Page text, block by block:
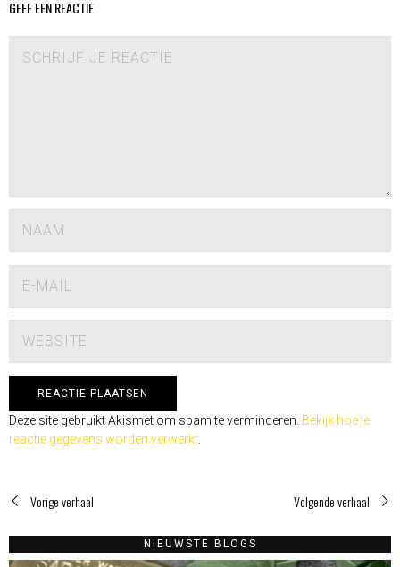
GEEF EEN REACTIE
Deze site gebruikt Akismet om spam te verminderen. Bekijk hoe je
reactie gegevens worden verwerkt
Vorige verhaal Volgende verhaal
NIEUWSTE BLOGS